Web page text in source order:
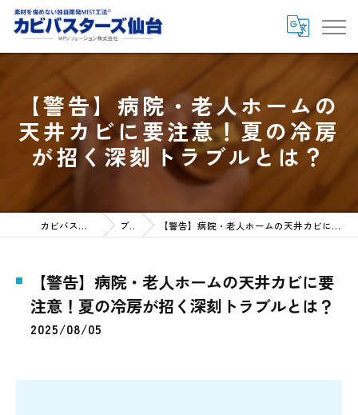
【警告】病院・老人ホームの
天井カビに要注意！夏の冷房
が招く深刻トラブルとは？
カビバスターズ仙台HOME ブログ 【警告】病院・老人ホームの天井カビに要注意！夏の冷房が招く深刻トラブルとは？
【警告】病院・老人ホームの天井カビに要
注意！夏の冷房が招く深刻トラブルとは？
2025/08/05